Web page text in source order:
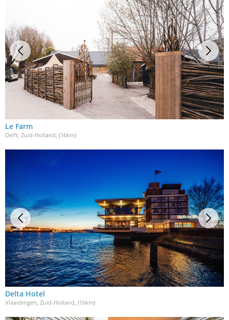
Le Farm
Delft, Zuid-Holland, (16km)
Delta Hotel
Vlaardingen, Zuid-Holland , (16km)